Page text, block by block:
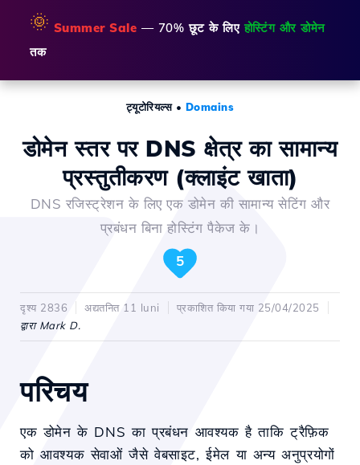
🌞 Summer Sale — 70% छूट के लिएहोस्टिंग और डोमेन
तक
ट्यूटोरियल्स• Domains
डोमेन स्तर पर DNS क्षेत्र का सामान्य
प्रस्तुतीकरण (क्लाइंट खाता)
DNS रजिस्ट्रेशन के लिए एक डोमेन की सामान्य सेटिंग और
प्रबंधन बिना होस्टिंग पैकेज के।
5
दृश्य 2836 अद्यतनित 11 luni
प्रकाशित किया गया 25/04/2025
द्वारा Mark D.
परिचय
एक डोमेन के DNS का प्रबंधन आवश्यक है ताकि ट्रैफ़िक
को आवश्यक सेवाओं जैसे वेबसाइट, ईमेल या अन्य अनुप्रयोगों